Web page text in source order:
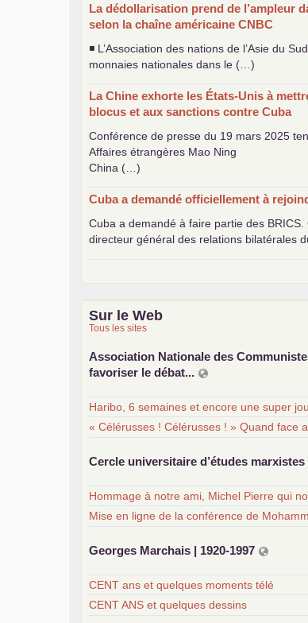
La dédollarisation prend de l’ampleur
selon la chaîne américaine CNBC
◾ L’Association des nations de l’Asie du
monnaies nationales dans le (…)
La Chine exhorte les États-Unis à
blocus et aux sanctions contre Cuba
Conférence de presse du 19 mars 2025
Affaires étrangères Mao Ning
China (…)
Cuba a demandé officiellement à
Cuba a demandé à faire partie des BRICS
directeur général des relations bilatérales
Sur le Web
Tous les sites
Association Nationale des
favoriser le débat...
Haribo, 6 semaines et encore une super
« Célérusses ! Célérusses ! » Quand face
Cercle universitaire d’études marxistes
Hommage à notre ami, Michel Pierre qui
Mise en ligne de la conférence de
Georges Marchais | 1920-1997
CENT ans et quelques moments télé
CENT ANS et quelques dessins